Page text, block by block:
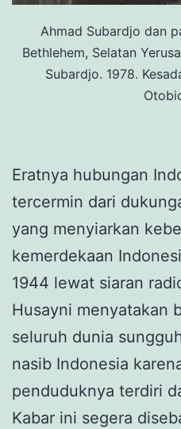
Ahmad Subardjo dan
Bethlehem, Selatan
Subardjo. 1978.
Eratnya hubungan
tercermin dari
yang menyiarkan
kemerdekaan
1944 lewat siaran
Husayni menyatakan
seluruh dunia
nasib Indonesia
penduduknya terdiri
Kabar ini segera